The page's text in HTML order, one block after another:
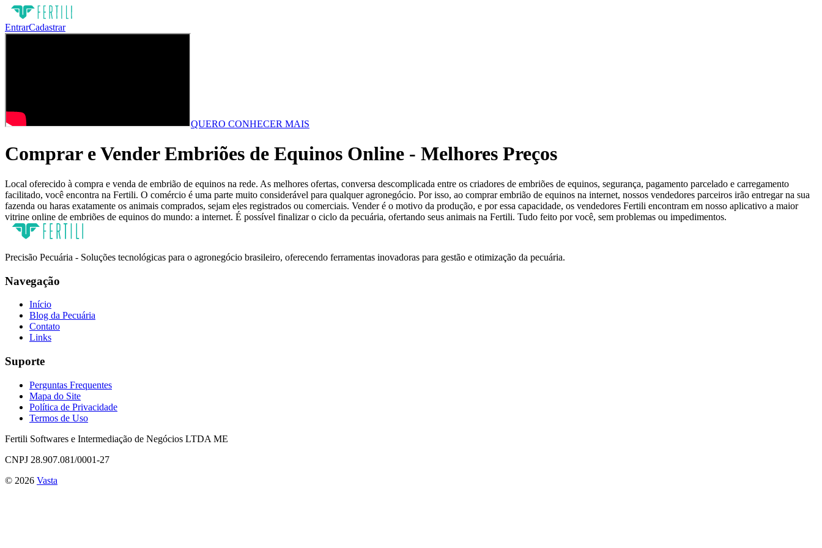
EntrarCadastrar
QUERO CONHECER MAIS
Comprar e Vender Embriões de Equinos Online - Melhores Preços
Local oferecido à compra e venda de embrião de equinos na rede. As melhores ofertas, conversa descomplicada entre os criadores de embriões de equinos, segurança, pagamento parcelado e carregamento
facilitado, você encontra na Fertili. O comércio é uma parte muito considerável para qualquer agronegócio. Por isso, ao comprar embrião de equinos na internet, nossos vendedores parceiros irão entregar na sua
fazenda ou haras exatamente os animais comprados, sejam eles registrados ou comerciais. Vender é o motivo da produção, e por essa capacidade, os vendedores Fertili encontram em nosso aplicativo a maior
vitrine online de embriões de equinos do mundo: a internet. É possível finalizar o ciclo da pecuária, ofertando seus animais na Fertili. Tudo feito por você, sem problemas ou impedimentos.
Precisão Pecuária - Soluções tecnológicas para o agronegócio brasileiro, oferecendo ferramentas inovadoras para gestão e otimização da pecuária.
Navegação
Início
Blog da Pecuária
Contato
Links
Suporte
Perguntas Frequentes
Mapa do Site
Política de Privacidade
Termos de Uso
Fertili Softwares e Intermediação de Negócios LTDA ME
CNPJ 28.907.081/0001-27
© 2026 Vasta